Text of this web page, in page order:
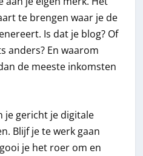
te brengen waar je de
Is dat je blog? Of
anders? En waarom
de meeste inkomsten
je gericht je digitale
Blijf je te werk gaan
je het roer om en